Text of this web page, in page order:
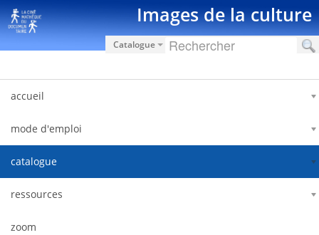
Saut au contenu Images de la culture
Catalogue
accueil
mode d'emploi
catalogue
ressources
zoom